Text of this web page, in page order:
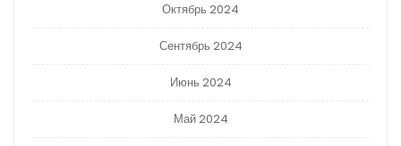
Октябрь 2024
Сентябрь 2024
Июнь 2024
Май 2024